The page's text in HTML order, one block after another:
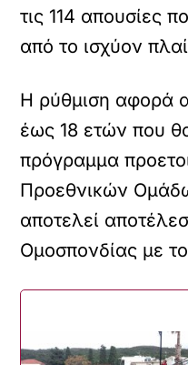
τις 114 απουσίες
από το ισχύον
Η ρύθμιση αφορά
έως 18 ετών που
πρόγραμμα
Προεθνικών
αποτελεί
Ομοσπονδίας με